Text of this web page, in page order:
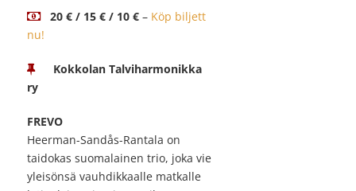
20 € / 15 € / 10 € – Köp biljett
nu!
Kokkolan Talviharmonikka
ry
FREVO
Heerman-Sandås-Rantala on
taidokas suomalainen trio, joka vie
yleisönsä vauhdikkaalle matkalle